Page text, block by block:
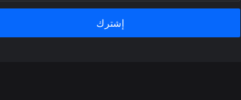
الإلكتروني